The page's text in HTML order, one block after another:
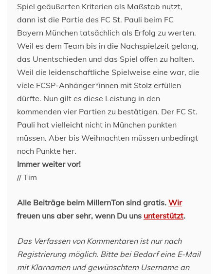
Spiel geäußerten Kriterien als Maßstab nutzt,
dann ist die Partie des FC St. Pauli beim FC
Bayern München tatsächlich als Erfolg zu werten.
Weil es dem Team bis in die Nachspielzeit gelang,
das Unentschieden und das Spiel offen zu halten.
Weil die leidenschaftliche Spielweise eine war, die
viele FCSP-Anhänger*innen mit Stolz erfüllen
dürfte. Nun gilt es diese Leistung in den
kommenden vier Partien zu bestätigen. Der FC St.
Pauli hat vielleicht nicht in München punkten
müssen. Aber bis Weihnachten müssen unbedingt
noch Punkte her.
Immer weiter vor!
// Tim
Alle Beiträge beim MillernTon sind gratis. Wir
freuen uns aber sehr, wenn Du uns unterstützt.
Das Verfassen von Kommentaren ist nur nach
Registrierung möglich. Bitte bei Bedarf eine E-Mail
mit Klarnamen und gewünschtem Username an